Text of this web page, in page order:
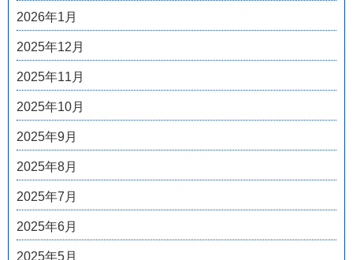
2026年1月
2025年12月
2025年11月
2025年10月
2025年9月
2025年8月
2025年7月
2025年6月
2025年5月